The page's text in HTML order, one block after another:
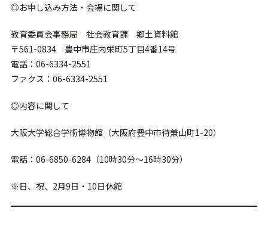
◎お申し込み方法・会場に関して
教育委員会事務局 社会教育課 郷土資料館
〒561-0834 豊中市庄内栄町5丁目4番14号
電話：06-6334-2551
ファクス：06-6334-2551
◎内容に関して
大阪大学総合学術博物館（大阪府豊中市待兼山町1-20）
電話：06-6850-6284（10時30分〜16時30分）
※日、祝、2月9日・10日休館